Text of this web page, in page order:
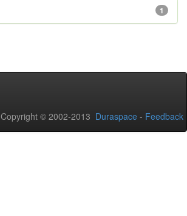
1
Copyright © 2002-2013 Duraspace - Feedback